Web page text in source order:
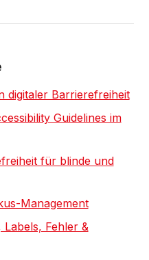
digitaler Barrierefreiheit
Guidelines im
für blinde und
Management
Fehler &